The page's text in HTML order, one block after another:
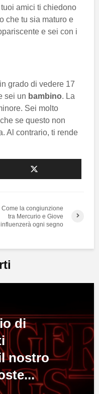
amici ti chiedono
che tu sia maturo e
e sei con i
grado di vedere 17
sei un bambino. La
Sei molto
se questo non
Al contrario, ti rende
Come la congiunzione
tra Mercurio e Giove
influenzerà ogni segno
di
nostro